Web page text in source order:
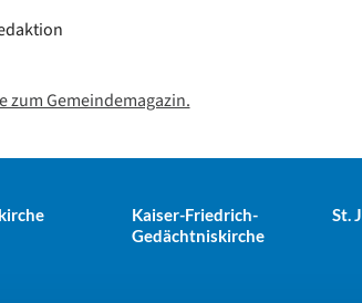
zum Gemeindemagazin.
Kaiser-Friedrich-
Gedächtniskirche
St.